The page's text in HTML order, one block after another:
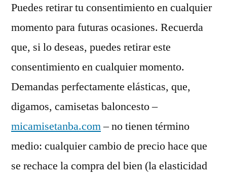
Puedes retirar tu consentimiento en cualquier
momento para futuras ocasiones. Recuerda
que, si lo deseas, puedes retirar este
consentimiento en cualquier momento.
Demandas perfectamente elásticas, que,
digamos, camisetas baloncesto –
micamisetanba.com– no tienen término
medio: cualquier cambio de precio hace que
se rechace la compra del bien (la elasticidad